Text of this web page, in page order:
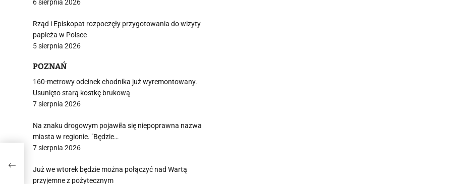
6 sierpnia 2026
Rząd i Episkopat rozpoczęły przygotowania do wizyty
papieża w Polsce
5 sierpnia 2026
POZNAŃ
160-metrowy odcinek chodnika już wyremontowany.
Usunięto starą kostkę brukową
7 sierpnia 2026
Na znaku drogowym pojawiła się niepoprawna nazwa
miasta w regionie. "Będzie…
7 sierpnia 2026
Już we wtorek będzie można połączyć nad Wartą
przyjemne z pożytecznym